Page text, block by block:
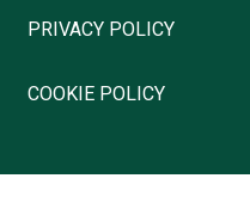
PRIVACY POLICY
COOKIE POLICY